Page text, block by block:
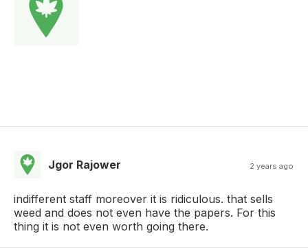
Jgor Rajower 2 years ago
indifferent staff moreover it is ridiculous. that sells
weed and does not even have the papers. For this
thing it is not even worth going there.